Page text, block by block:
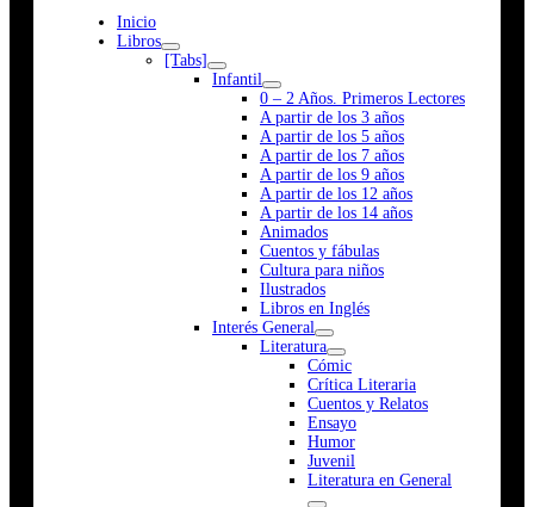
Inicio
Libros
[Tabs]
Infantil
0 – 2 Años. Primeros Lectores
A partir de los 3 años
A partir de los 5 años
A partir de los 7 años
A partir de los 9 años
A partir de los 12 años
A partir de los 14 años
Animados
Cuentos y fábulas
Cultura para niños
Ilustrados
Libros en Inglés
Interés General
Literatura
Cómic
Crítica Literaria
Cuentos y Relatos
Ensayo
Humor
Juvenil
Literatura en General